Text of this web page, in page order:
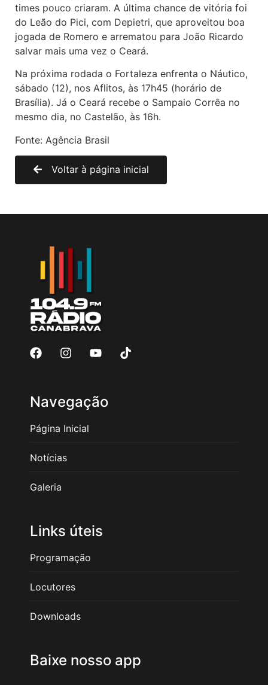
times pouco criaram. A última chance de vitória foi
do Leão do Pici, com Depietri, que aproveitou boa
jogada de Romero e arrematou para João Ricardo
salvar mais uma vez o Ceará.
Na próxima rodada o Fortaleza enfrenta o Náutico,
sábado (12), nos Aflitos, às 17h45 (horário de
Brasília). Já o Ceará recebe o Sampaio Corrêa no
mesmo dia, no Castelão, às 16h.
Fonte: Agência Brasil
Voltar à página inicial
Navegação
Página Inicial
Notícias
Galeria
Links úteis
Programação
Locutores
Downloads
Baixe nosso app